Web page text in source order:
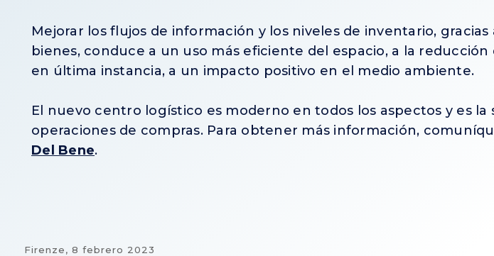
Mejorar los flujos de información y los niveles de inventario,
bienes, conduce a un uso más eficiente del espacio, a la
en última instancia, a un impacto positivo en el medio ambiente.
El nuevo centro logístico es moderno en todos los aspectos y es
operaciones de compras. Para obtener más información,
Del Bene.
Firenze, 8 febrero 2023